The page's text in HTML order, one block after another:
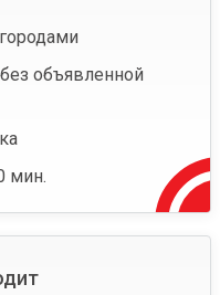
объявленной
мин.